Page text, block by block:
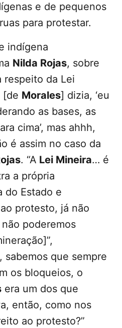
e de pequenos
para protestar.
indígena
Nilda Rojas, sobre
respeito da Lei
[de Morales] dizia, ‘eu
as bases, as
cima’, mas ahhh,
é assim no caso da
. “A Lei Mineira… é
a própria
do Estado e
protesto, já não
poderemos
sabemos que sempre
os bloqueios, o
era um dos que
então, como nos
ao protesto?”